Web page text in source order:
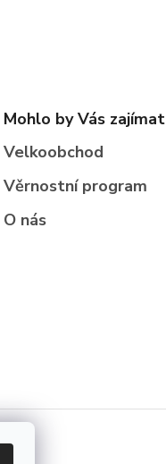
Mohlo by Vás zajímat
Velkoobchod
Věrnostní program
O nás